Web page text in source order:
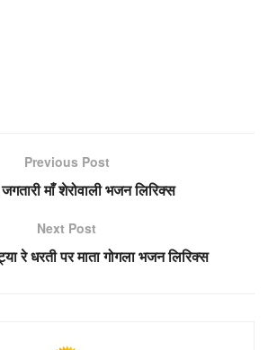
Previous Post
माँ शेरोवाली भजन लिरिक्स
Next Post
रे धरती पर माता गोगला भजन लिरिक्स